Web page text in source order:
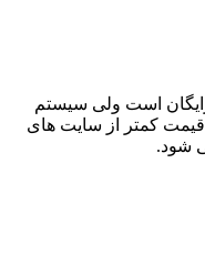
است ولی سیستم
کمتر از سایت های
شود.